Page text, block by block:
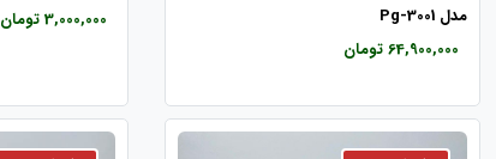
مدل Pg-3001
64,900,000 تومان
3,000,000 تومان